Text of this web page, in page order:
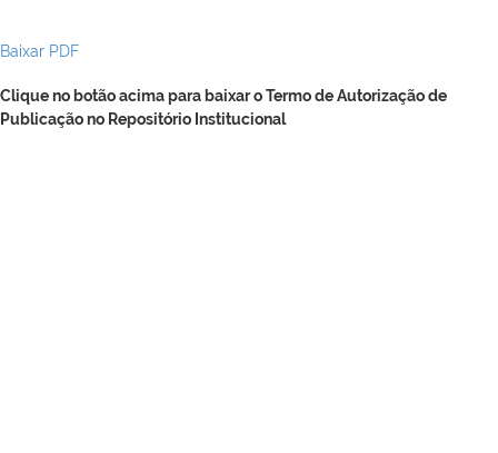
Baixar PDF
Clique no botão acima para baixar o Termo de Autorização de
Publicação no Repositório Institucional